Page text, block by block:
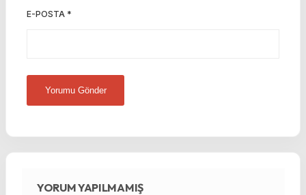
E-POSTA *
YORUM YAPILMAMIŞ